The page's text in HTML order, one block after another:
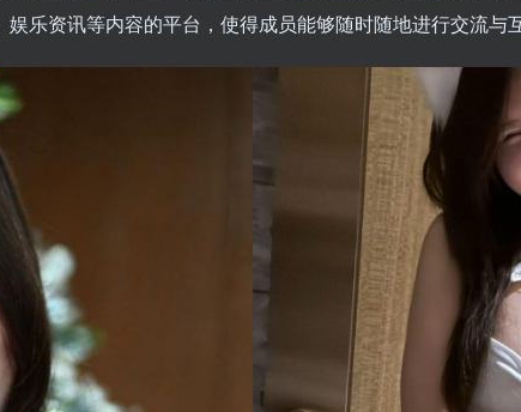
乐资讯等内容的平台，使得成员能够随时随地进行交流与